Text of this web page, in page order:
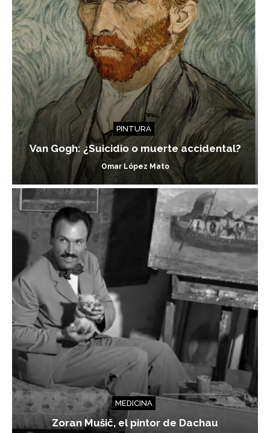
PINTURA
Van Gogh: ¿Suicidio o muerte accidental?
Omar López Mato
MEDICINA
Zoran Mušič, el pintor de Dachau